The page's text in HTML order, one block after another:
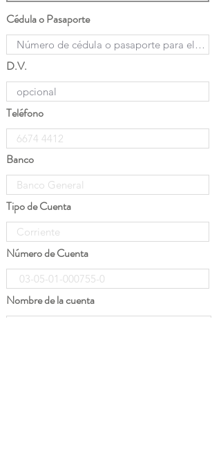
Cédula o Pasaporte
D.V.
Teléfono
Banco
Tipo de Cuenta
Número de Cuenta
Nombre de la cuenta